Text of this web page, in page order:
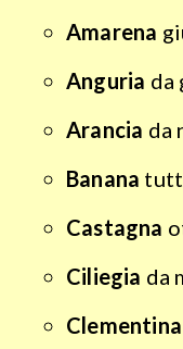
Amarena
Anguria da
Arancia da
Banana
Castagna
Ciliegia da
Clementina